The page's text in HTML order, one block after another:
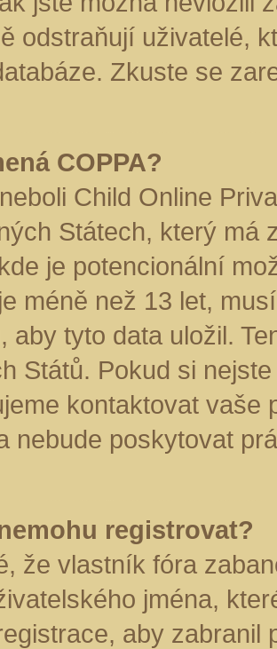
odstraňují uživatelé,
Zkuste se
COPPA?
Child Online
Státech, který má
je potencionální
méně než 13 let,
aby tyto data uložil.
Států. Pokud si
kontaktovat vaše
nebude poskytovat
registrovat?
že vlastník fóra
jména,
aby zabranil